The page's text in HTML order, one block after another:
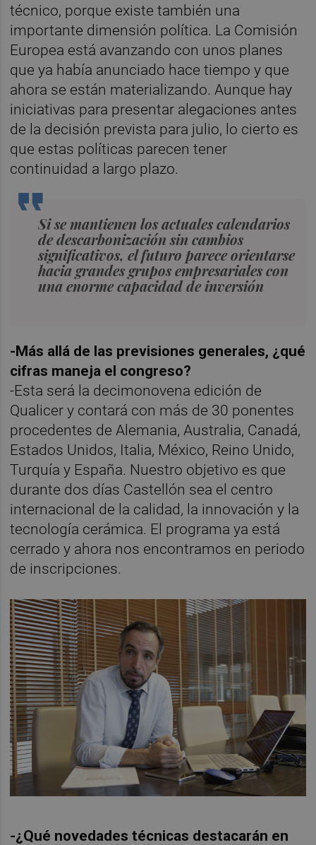
técnico, porque existe también una
importante dimensión política. La Comisión
Europea está avanzando con unos planes
que ya había anunciado hace tiempo y que
ahora se están materializando. Aunque hay
iniciativas para presentar alegaciones antes
de la decisión prevista para julio, lo cierto es
que estas políticas parecen tener
continuidad a largo plazo.
Si se mantienen los actuales calendarios
de descarbonización sin cambios
significativos, el futuro parece orientarse
hacia grandes grupos empresariales con
una enorme capacidad de inversión
-Más allá de las previsiones generales, ¿qué
cifras maneja el congreso?
-Esta será la decimonovena edición de
Qualicer y contará con más de 30 ponentes
procedentes de Alemania, Australia, Canadá,
Estados Unidos, Italia, México, Reino Unido,
Turquía y España. Nuestro objetivo es que
durante dos días Castellón sea el centro
internacional de la calidad, la innovación y la
tecnología cerámica. El programa ya está
cerrado y ahora nos encontramos en periodo
de inscripciones.
-¿Qué novedades técnicas destacarán en